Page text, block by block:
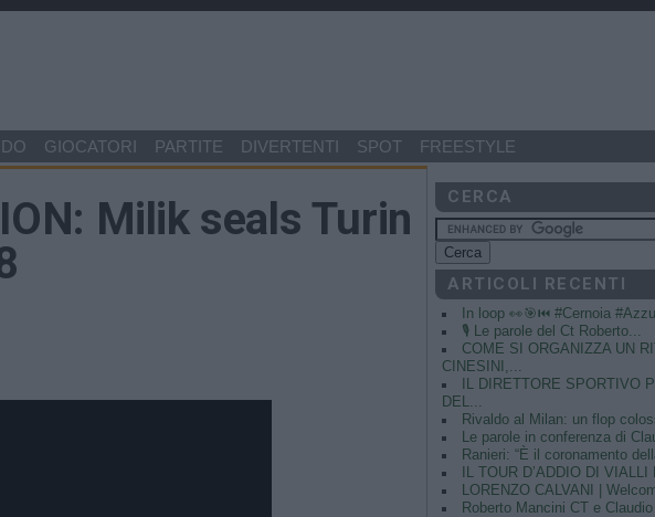
GIOCATORI PARTITE DIVERTENTI SPOT FREESTYLE
Milik seals Turin
CERCA
ARTICOLI RECENTI
In loop 👀🎯⏮️ #Cernoia
🎙️ Le parole del Ct Roberto...
COME SI ORGANIZZA UN
CINESINI,...
IL DIRETTORE SPORTIVO
DEL...
Rivaldo al Milan: un flop
Le parole in conferenza di
Ranieri: “È il coronamento
IL TOUR D’ADDIO DI VIALLI
LORENZO CALVANI |
Roberto Mancini CT e Claudio